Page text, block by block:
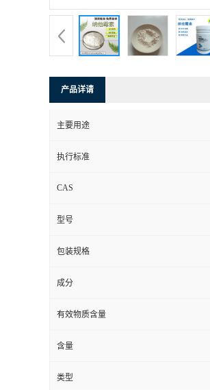
产品详请
主要用途
执行标准
CAS
型号
包装规格
成分
有效物质含量
含量
类型